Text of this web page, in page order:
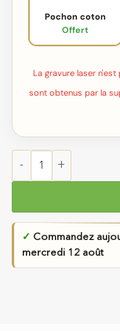
Pochon coton
Offert
La gravure laser
sont obtenus par la
quantité de
✓ Commandez
mercredi 12 août